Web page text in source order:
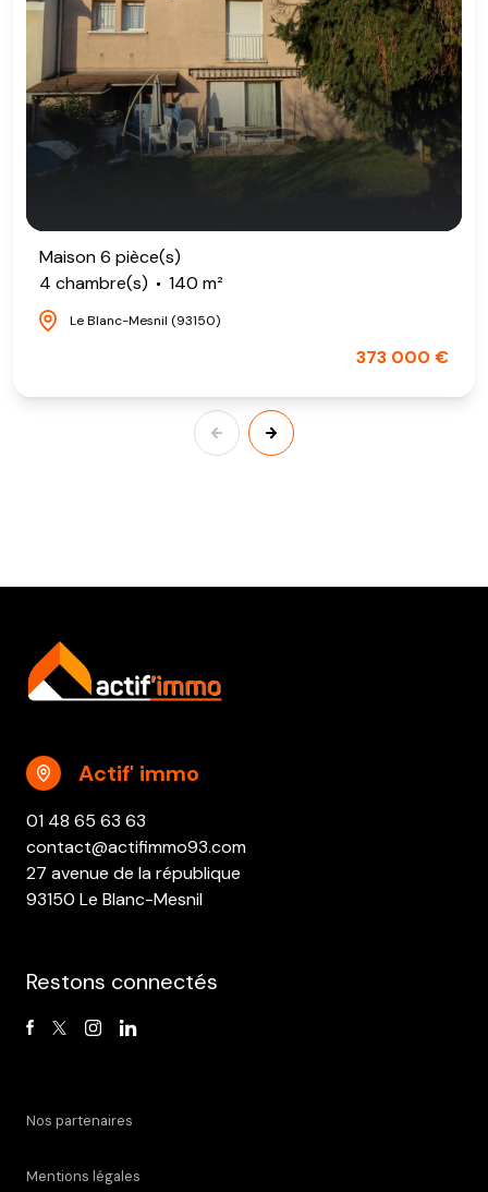
Maison 6 pièce(s)
4 chambre(s)
140 m²
Le Blanc-Mesnil (93150)
373 000 €
Actif' immo
01 48 65 63 63
contact@actifimmo93.com
27 avenue de la république
93150 Le Blanc-Mesnil
Restons connectés
Nos partenaires
Mentions légales